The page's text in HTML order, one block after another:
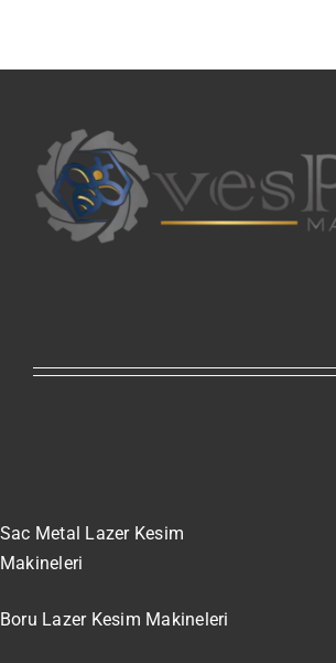
Sac Metal Lazer Kesim
Makineleri
Boru Lazer Kesim Makineleri